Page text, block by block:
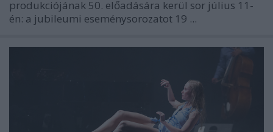
produkciójának 50. előadására kerül sor július 11-
én: a jubileumi eseménysorozatot 19 ...